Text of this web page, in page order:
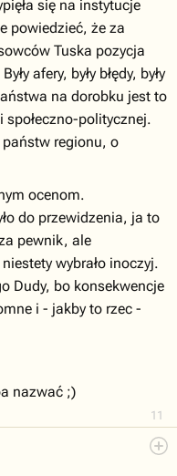
11
się na instytucje
powiedzieć, że za
Tuska pozycja
afery, były błędy, były
na dorobku jest to
politycznej.
regionu, o
ocenom.
do przewidzenia, ja to
pewnik, ale
wybrało inoczyj.
Dudy, bo konsekwencje
i - jakby to rzec -
nazwać ;)